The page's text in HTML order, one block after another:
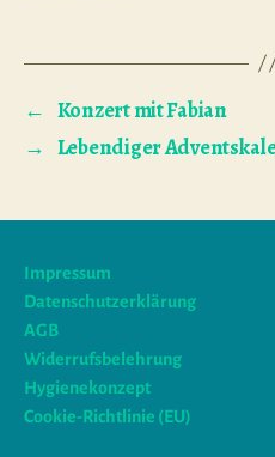
← Konzert mit Fabian
→ Lebendiger
Impressum
Datenschutzerklärung
AGB
Widerrufsbelehrung
Hygienekonzept
Cookie-Richtlinie (EU)